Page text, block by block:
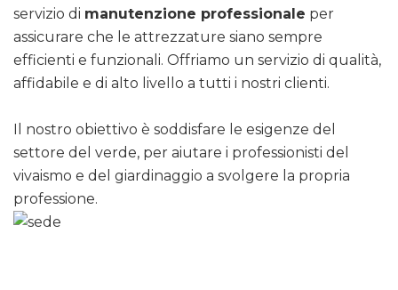
servizio di manutenzione professionale per
assicurare che le attrezzature siano sempre
efficienti e funzionali. Offriamo un servizio di qualità,
affidabile e di alto livello a tutti i nostri clienti.
Il nostro obiettivo è soddisfare le esigenze del
settore del verde, per aiutare i professionisti del
vivaismo e del giardinaggio a svolgere la propria
professione.